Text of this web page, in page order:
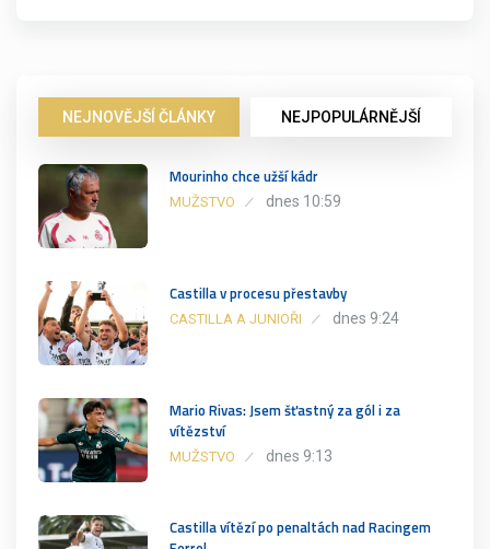
NEJNOVĚJŠÍ ČLÁNKY NEJPOPULÁRNĚJŠÍ
Mourinho chce užší kádr
MUŽSTVO dnes 10:59
Castilla v procesu přestavby
CASTILLA A JUNIOŘI dnes 9:24
Mario Rivas: Jsem šťastný za gól i za
vítězství
MUŽSTVO dnes 9:13
Castilla vítězí po penaltách nad Racingem